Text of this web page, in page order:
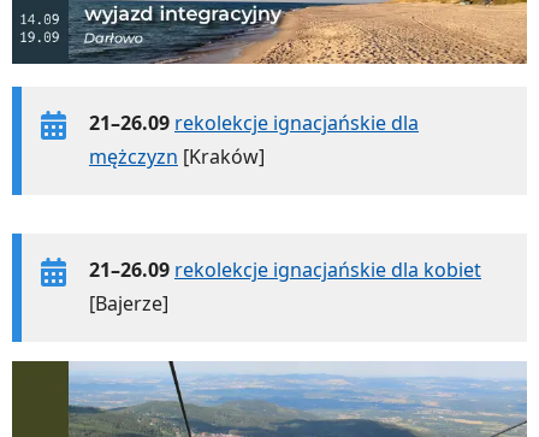
21–26.09 rekolekcje ignacjańskie dla
mężczyzn [Kraków]
21–26.09 rekolekcje ignacjańskie dla kobiet
[Bajerze]